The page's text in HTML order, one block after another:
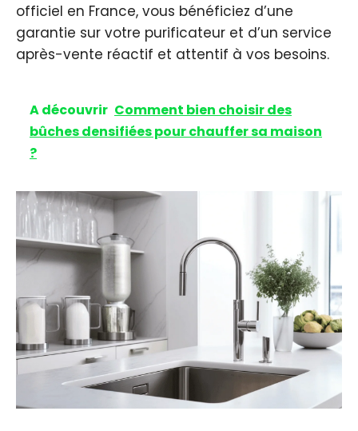
officiel en France, vous bénéficiez d’une
garantie sur votre purificateur et d’un service
après-vente réactif et attentif à vos besoins.
A découvrir Comment bien choisir des
bûches densifiées pour chauffer sa maison
?